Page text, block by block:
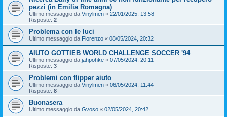
pezzi (in Emilia Romagna)
Ultimo messaggio da Vinylmen « 22/01/2025, 13:58
Risposte: 2
Problema con le luci
Ultimo messaggio da Fiorenzo « 08/05/2024, 20:32
AIUTO GOTTIEB WORLD CHALLENGE SOCCER '94
Ultimo messaggio da jahpohke « 07/05/2024, 20:11
Risposte: 3
Problemi con flipper aiuto
Ultimo messaggio da Vinylmen « 06/05/2024, 11:44
Risposte: 8
Buonasera
Ultimo messaggio da Gvoso « 02/05/2024, 20:42